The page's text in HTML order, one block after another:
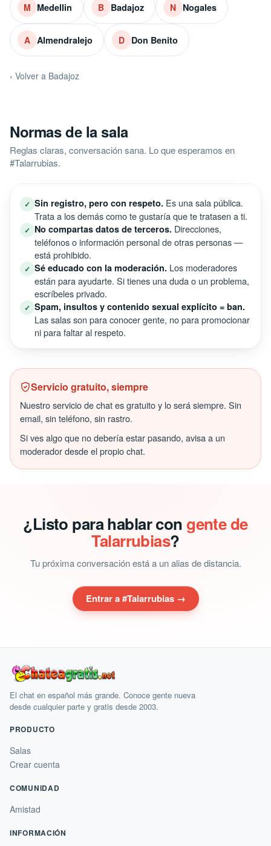
M Medellin B Badajoz N Nogales
A Almendralejo D Don Benito
‹ Volver a Badajoz
Normas de la sala
Reglas claras, conversación sana. Lo que esperamos en
#Talarrubias.
✓ Sin registro, pero con respeto. Es una sala pública.
Trata a los demás como te gustaría que te tratasen a ti.
✓ No compartas datos de terceros. Direcciones,
teléfonos o información personal de otras personas —
está prohibido.
✓ Sé educado con la moderación. Los moderadores
están para ayudarte. Si tienes una duda o un problema,
escríbeles privado.
✓ Spam, insultos y contenido sexual explícito = ban.
Las salas son para conocer gente, no para promocionar
ni para faltar al respeto.
Servicio gratuito, siempre
Nuestro servicio de chat es gratuito y lo será siempre. Sin
email, sin teléfono, sin rastro.
Si ves algo que no debería estar pasando, avisa a un
moderador desde el propio chat.
¿Listo para hablar con gente de
Talarrubias?
Tu próxima conversación está a un alias de distancia.
Entrar a #Talarrubias →
El chat en español más grande. Conoce gente nueva
desde cualquier parte y gratis desde 2003.
PRODUCTO
Salas
Crear cuenta
COMUNIDAD
Amistad
INFORMACIÓN